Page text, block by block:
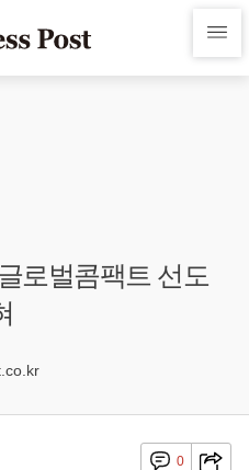
로벌콤팩트 선도
0